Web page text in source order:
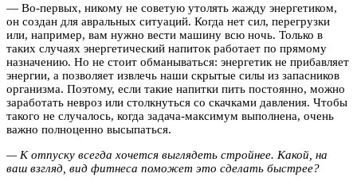
— Во-первых, никому не советую утолять жажду энергетиком,
он создан для авральных ситуаций. Когда нет сил, перегрузки
или, например, вам нужно вести машину всю ночь. Только в
таких случаях энергетический напиток работает по прямому
назначению. Но не стоит обманываться: энергетик не прибавляет
энергии, а позволяет извлечь наши скрытые силы из запасников
организма. Поэтому, если такие напитки пить постоянно, можно
заработать невроз или столкнуться со скачками давления. Чтобы
такого не случалось, когда задача-максимум выполнена, очень
важно полноценно высыпаться.
— К отпуску всегда хочется выглядеть стройнее. Какой, на
ваш взгляд, вид фитнеса поможет это сделать быстрее?